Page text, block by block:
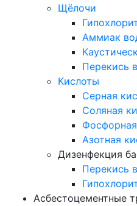
Щёлочи
Аммиак
Перекись
Кислоты
Серная
Соляная
Азотная
Дизенфекция
Перекись
Асбестоцементные